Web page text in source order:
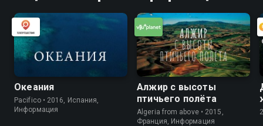
Океания
Pacifico • 2016, Испания,
Информация
Алжир с высоты
птичьего полёта
Algeria from above • 2015,
Франция, Информация